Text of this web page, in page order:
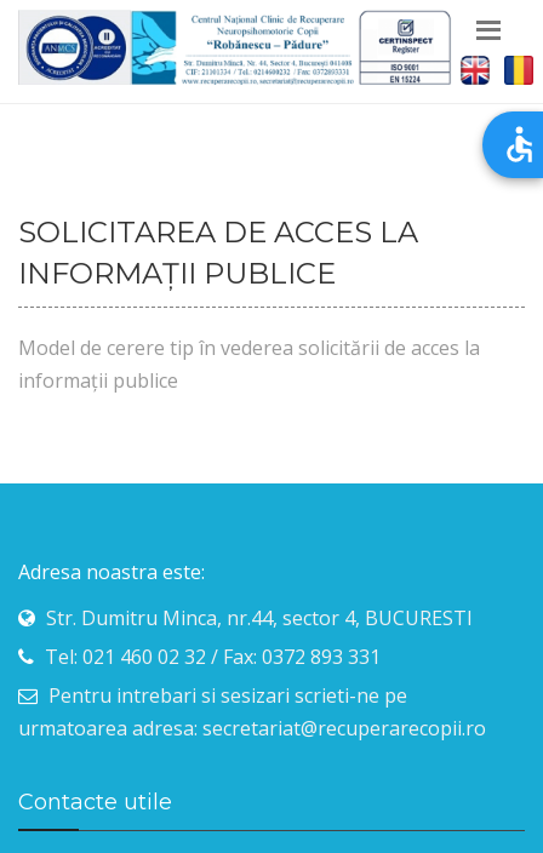
SOLICITAREA DE ACCES LA
INFORMAȚII PUBLICE
Model de cerere tip în vederea solicitării de acces la
informații publice
Adresa noastra este:
Str. Dumitru Minca, nr.44, sector 4, BUCURESTI
Tel: 021 460 02 32 / Fax: 0372 893 331
Pentru intrebari si sesizari scrieti-ne pe
urmatoarea adresa: secretariat@recuperarecopii.ro
Contacte utile